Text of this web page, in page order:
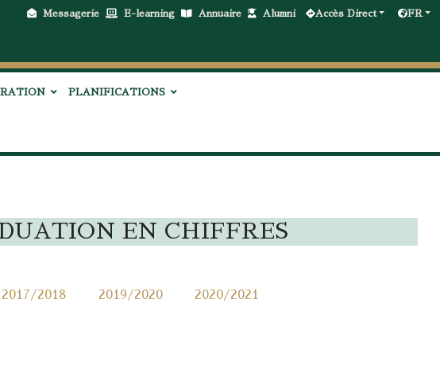
Messagerie E-learning Annuaire Alumni Accès Direct FR
PLANIFICATIONS
EN CHIFFRES
2017/2018 2019/2020
2020/2021